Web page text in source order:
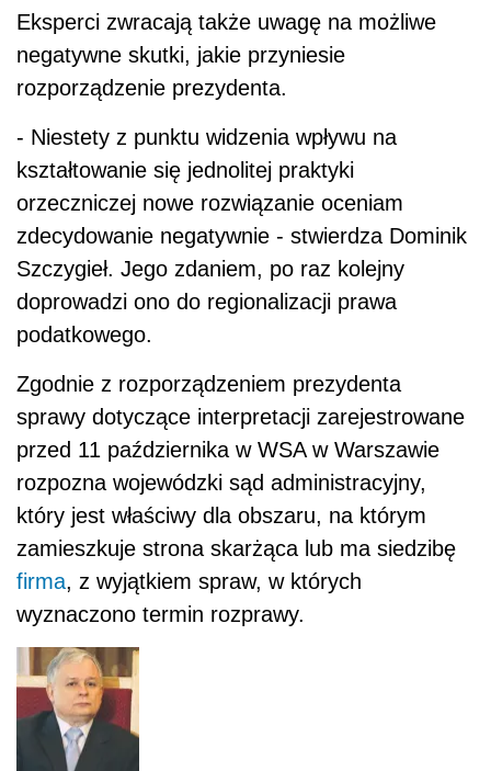
Eksperci zwracają także uwagę na możliwe
negatywne skutki, jakie przyniesie
rozporządzenie prezydenta.
- Niestety z punktu widzenia wpływu na
kształtowanie się jednolitej praktyki
orzeczniczej nowe rozwiązanie oceniam
zdecydowanie negatywnie - stwierdza Dominik
Szczygieł. Jego zdaniem, po raz kolejny
doprowadzi ono do regionalizacji prawa
podatkowego.
Zgodnie z rozporządzeniem prezydenta
sprawy dotyczące interpretacji zarejestrowane
przed 11 października w WSA w Warszawie
rozpozna wojewódzki sąd administracyjny,
który jest właściwy dla obszaru, na którym
zamieszkuje strona skarżąca lub ma siedzibę
firma, z wyjątkiem spraw, w których
wyznaczono termin rozprawy.